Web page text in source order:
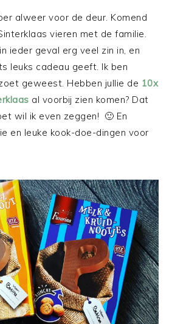
alweer voor de deur. Komend
vieren met de familie.
ieder geval erg veel zin in, en
leuks cadeau geeft. Ik ben
geweest. Hebben jullie de 10x
al voorbij zien komen? Dat
wil ik even zeggen! 🙂 En
en leuke kook-doe-dingen voor